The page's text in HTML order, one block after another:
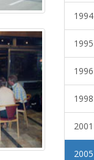
1994
1995
1996
1998
2001
2005